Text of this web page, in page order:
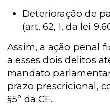
Deterioração de
(art. 62, I, da lei
Assim, a ação penal
a esses dois delitos
mandato
prazo prescricional,
§5º da CF.